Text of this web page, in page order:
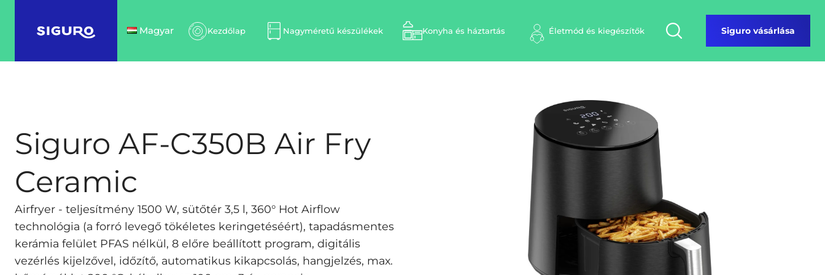
Magyar Kezdőlap Nagyméretű készülékek Konyha és háztartás Életmód és kiegészítők Siguro vásárlása
Siguro AF-C350B Air Fry
Ceramic
Airfryer - teljesítmény 1500 W, sütőtér 3,5 l, 360° Hot Airflow
technológia (a forró levegő tökéletes keringetéséért), tapadásmentes
kerámia felület PFAS nélkül, 8 előre beállított program, digitális
vezérlés kijelzővel, időzítő, automatikus kikapcsolás, hangjelzés, max.